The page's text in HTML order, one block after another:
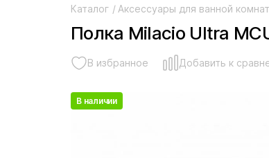
Каталог / Аксессуары для ванной
Полка Milacio Ultra
В избранное Добавить к
В наличии